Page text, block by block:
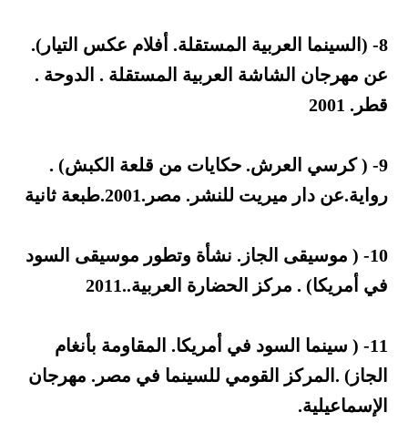
8- (السينما العربية المستقلة. أفلام عكس التيار).
عن مهرجان الشاشة العربية المستقلة . الدوحة .
قطر. 2001
9- ( كرسي العرش. حكايات من قلعة الكبش) .
رواية.عن دار ميريت للنشر. مصر.2001.طبعة ثانية
10- ( موسيقى الجاز. نشأة وتطور موسيقى السود
في أمريكا) . مركز الحضارة العربية..2011
11- ( سينما السود في أمريكا. المقاومة بأنغام
الجاز) .المركز القومي للسينما في مصر. مهرجان
الإسماعيلية.